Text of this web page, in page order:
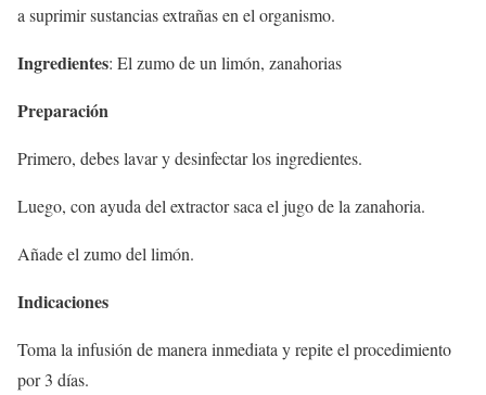
a suprimir sustancias extrañas en el organismo.
Ingredientes: El zumo de un limón, zanahorias
Preparación
Primero, debes lavar y desinfectar los ingredientes.
Luego, con ayuda del extractor saca el jugo de la zanahoria.
Añade el zumo del limón.
Indicaciones
Toma la infusión de manera inmediata y repite el procedimiento
por 3 días.